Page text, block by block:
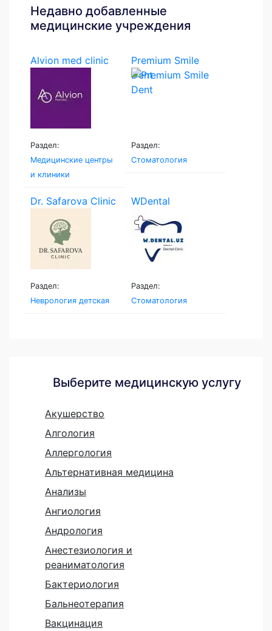
Недавно добавленные
медицинские учреждения
Alvion med clinic
Раздел:
Медицинские центры
и клиники
Premium Smile
Dent
Раздел:
Стоматология
Dr. Safarova Clinic
Раздел:
Неврология детская
WDental
Раздел:
Стоматология
Выберите медицинскую услугу
Акушерство
Алгология
Аллергология
Альтернативная медицина
Анализы
Ангиология
Андрология
Анестезиология и
реаниматология
Бактериология
Бальнеотерапия
Вакцинация